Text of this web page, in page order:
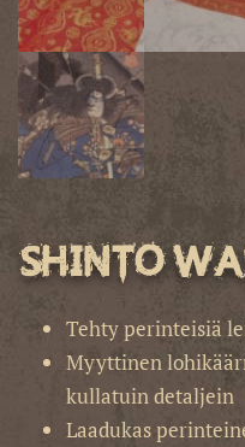
Shinto
Tehty perinteisiä
Myyttinen
kullatuin detaljein
Laadukas